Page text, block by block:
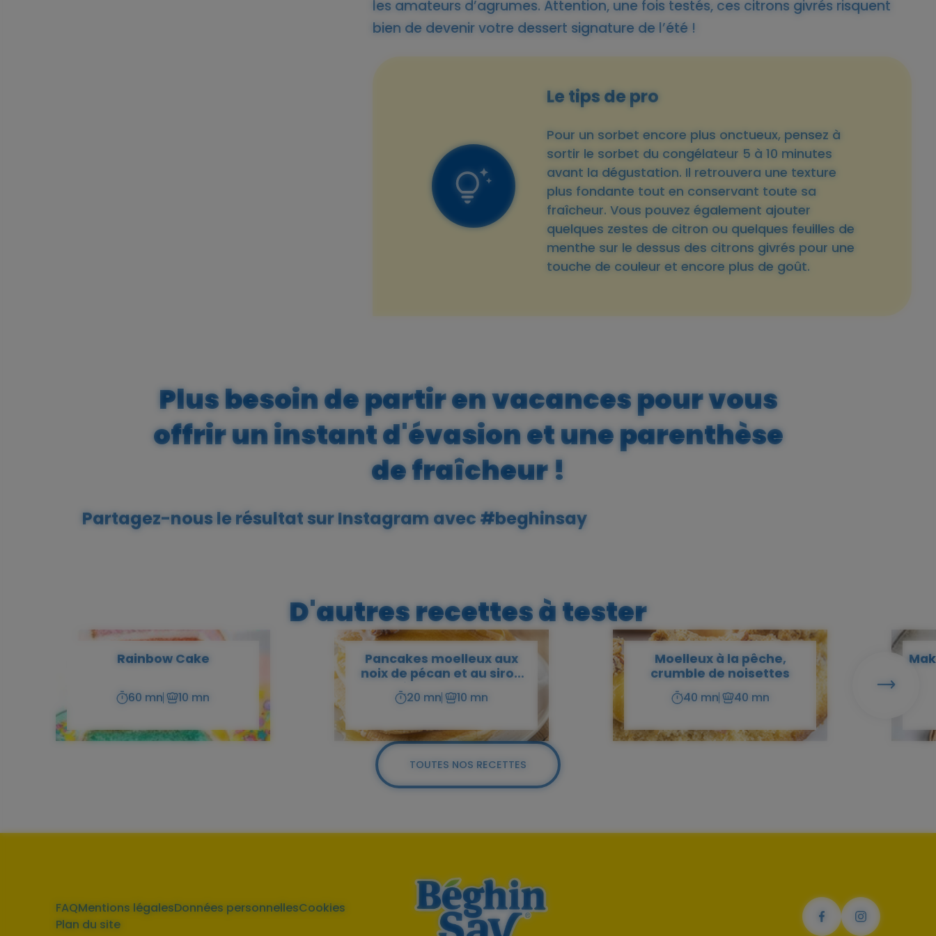
les amateurs d’agrumes. Attention, une fois testés, ces citrons givrés risquent
bien de devenir votre dessert signature de l’été !
Le tips de pro
Pour un sorbet encore plus onctueux, pensez à
sortir le sorbet du congélateur 5 à 10 minutes
avant la dégustation. Il retrouvera une texture
plus fondante tout en conservant toute sa
fraîcheur. Vous pouvez également ajouter
quelques zestes de citron ou quelques feuilles de
menthe sur le dessus des citrons givrés pour une
touche de couleur et encore plus de goût.
Plus besoin de partir en vacances pour vous
offrir un instant d'évasion et une parenthèse
de fraîcheur !
Partagez-nous le résultat sur Instagram avec #beghinsay
D'autres recettes à tester
Rainbow Cake
Temps
préparation
60 mnTemps
cuisson
10 mn
Pancakes moelleux aux
noix de pécan et au sirop
d'épices maison
Temps
préparation
20 mnTemps
cuisson
10 mn
Moelleux à la pêche,
crumble de noisettes
Temps
préparation
40 mnTemps
cuisson
40 mn Suivant
TOUTES NOS RECETTES
FAQMentions légalesDonnées personnellesCookies
Plan du site
FacebookInstagram